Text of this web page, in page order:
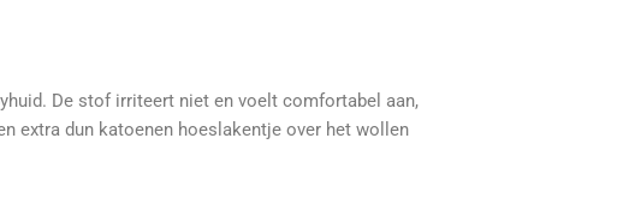
De stof irriteert niet en voelt comfortabel aan,
extra dun katoenen hoeslakentje over het wollen